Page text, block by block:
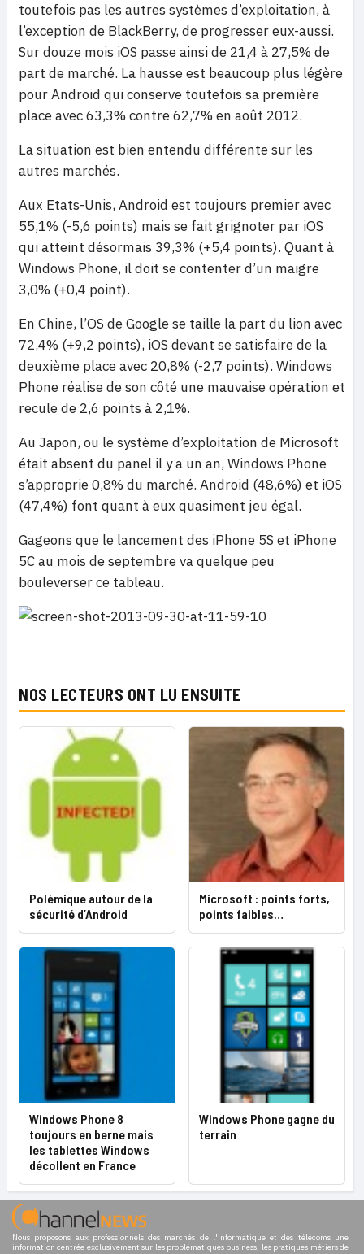
toutefois pas les autres systèmes d’exploitation, à
l’exception de BlackBerry, de progresser eux-aussi.
Sur douze mois iOS passe ainsi de 21,4 à 27,5% de
part de marché. La hausse est beaucoup plus légère
pour Android qui conserve toutefois sa première
place avec 63,3% contre 62,7% en août 2012.
La situation est bien entendu différente sur les
autres marchés.
Aux Etats-Unis, Android est toujours premier avec
55,1% (-5,6 points) mais se fait grignoter par iOS
qui atteint désormais 39,3% (+5,4 points). Quant à
Windows Phone, il doit se contenter d’un maigre
3,0% (+0,4 point).
En Chine, l’OS de Google se taille la part du lion avec
72,4% (+9,2 points), iOS devant se satisfaire de la
deuxième place avec 20,8% (-2,7 points). Windows
Phone réalise de son côté une mauvaise opération et
recule de 2,6 points à 2,1%.
Au Japon, ou le système d’exploitation de Microsoft
était absent du panel il y a un an, Windows Phone
s’approprie 0,8% du marché. Android (48,6%) et iOS
(47,4%) font quant à eux quasiment jeu égal.
Gageons que le lancement des iPhone 5S et iPhone
5C au mois de septembre va quelque peu
bouleverser ce tableau.
NOS LECTEURS ONT LU ENSUITE
Polémique autour de la
sécurité d’Android
Microsoft : points forts,
points faibles…
Windows Phone 8
toujours en berne mais
les tablettes Windows
décollent en France
Windows Phone gagne du
terrain
Nous proposons aux professionnels des marchés de l'informatique et des télécoms une
information centrée exclusivement sur les problématiques business, les pratiques métiers de